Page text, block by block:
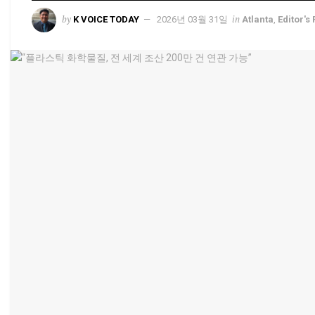
by K VOICE TODAY 2026년 03월 31일 in Atlanta Editor's